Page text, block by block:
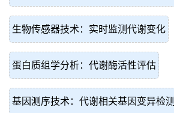
生物传感器技术：实时监测代谢变化
蛋白质组学分析：代谢酶活性评估
基因测序技术：代谢相关基因变异检测